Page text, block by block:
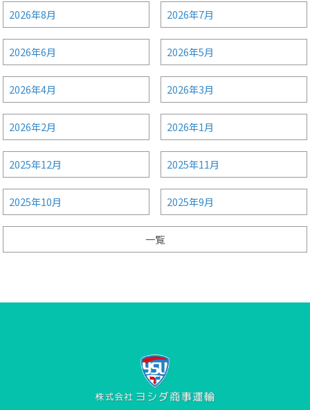
2026年8月 2026年7月
2026年6月 2026年5月
2026年4月 2026年3月
2026年2月 2026年1月
2025年12月 2025年11月
2025年10月 2025年9月
一覧